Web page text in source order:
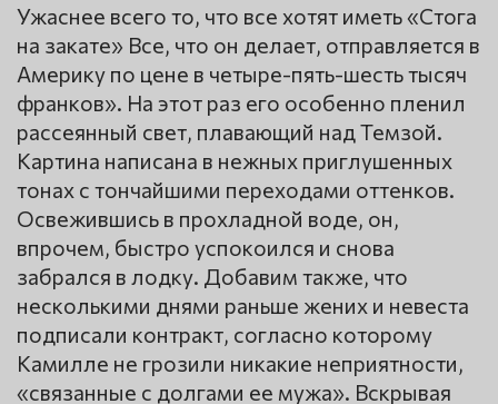
Ужаснее всего то, что все хотят иметь «Стога
на закате» Все, что он делает, отправляется в
Америку по цене в четыре-пять-шесть тысяч
франков». На этот раз его особенно пленил
рассеянный свет, плавающий над Темзой.
Картина написана в нежных приглушенных
тонах с тончайшими переходами оттенков.
Освежившись в прохладной воде, он,
впрочем, быстро успокоился и снова
забрался в лодку. Добавим также, что
несколькими днями раньше жених и невеста
подписали контракт, согласно которому
Камилле не грозили никакие неприятности,
«связанные с долгами ее мужа». Вскрывая